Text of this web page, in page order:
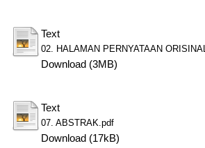
Text
02. HALAMAN PERNYATAAN
Download (3MB)
Text
07. ABSTRAK.pdf
Download (17kB)